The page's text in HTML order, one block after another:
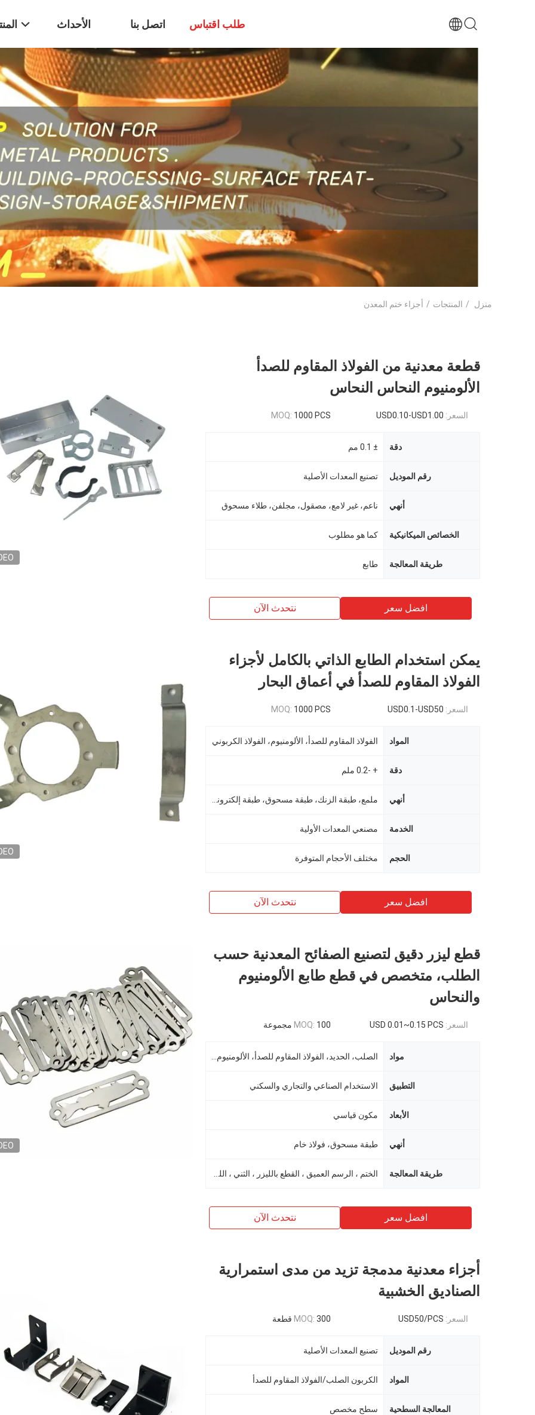
الأحداث اتصل بنا طلب اقتباس
منزل / المنتجات / أجزاء ختم المعدن
قطعة معدنية من الفولاذ المقاوم للصدأ
الألومنيوم النحاس النحاس
السعر: USD0.10-USD1.00
MOQ: 1000 PCS
دقة ± 0.1 مم
رقم الموديل تصنيع المعدات الأصلية
أنهي ناعم، غير لامع، مصقول، مجلفن، طلاء مسحوق
الخصائص الميكانيكية كما هو مطلوب
طريقة المعالجة طابع
افضل سعر نتحدث الآن
يمكن استخدام الطابع الذاتي بالكامل لأجزاء
الفولاذ المقاوم للصدأ في أعماق البحار
السعر: USD0.1-USD50
MOQ: 1000 PCS
المواد الفولاذ المقاوم للصدأ، الألومنيوم، الفولاذ الكربوني
دقة + -0.2 ملم
أنهي
الخدمة مصنعي المعدات الأولية
الحجم مختلف الأحجام المتوفرة
افضل سعر نتحدث الآن
قطع ليزر دقيق لتصنيع الصفائح المعدنية حسب
الطلب، متخصص في قطع طابع الألومنيوم
والنحاس
السعر: USD 0.01~0.15 PCS
MOQ: 100 مجموعة
مواد
التطبيق الاستخدام الصناعي والتجاري والسكني
الأبعاد مكون قياسي
أنهي طبقة مسحوق، فولاذ خام
طريقة المعالجة
افضل سعر نتحدث الآن
أجزاء معدنية مدمجة تزيد من مدى استمرارية
الصناديق الخشبية
السعر: USD50/PCS
MOQ: 300 قطعة
رقم الموديل تصنيع المعدات الأصلية
المواد الكربون الصلب/الفولاذ المقاوم للصدأ
المعالجة السطحية سطح مخصص